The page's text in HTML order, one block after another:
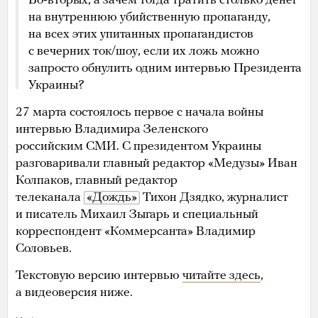
на внутреннюю убийственную пропаганду,
на всех этих упитанных пропагандистов
с вечерних ток/шоу, если их ложь можно
запросто обнулить одним интервью Президента
Украины?
27 марта состоялось первое с начала войны
интервью Владимира Зеленского
российским СМИ. С президентом Украины
разговаривали главный редактор «Медузы» Иван
Колпаков, главный редактор
телеканала «Дождь» Тихон Дзядко, журналист
и писатель Михаил Зыгарь и специальный
корреспондент «Коммерсанта» Владимир
Соловьев.
Текстовую версию интервью читайте здесь,
а видеоверсия ниже.